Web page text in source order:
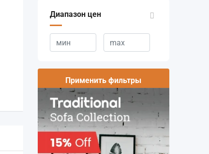
Диапазон цен
Применить фильтры